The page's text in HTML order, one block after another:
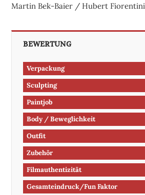
Martin Bek-Baier / Hubert Fiorentini
BEWERTUNG
Verpackung
Sculpting
Paintjob
Body / Beweglichkeit
Outfit
Zubehör
Filmauthentizität
Gesamteindruck/Fun Faktor